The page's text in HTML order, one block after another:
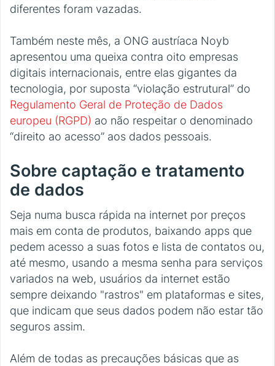
diferentes foram vazadas.
Também neste mês, a ONG austríaca Noyb
apresentou uma queixa contra oito empresas
digitais internacionais, entre elas gigantes da
tecnologia, por suposta “violação estrutural” do
Regulamento Geral de Proteção de Dados
europeu (RGPD) ao não respeitar o denominado
“direito ao acesso” aos dados pessoais.
Sobre captação e tratamento
de dados
Seja numa busca rápida na internet por preços
mais em conta de produtos, baixando apps que
pedem acesso a suas fotos e lista de contatos ou,
até mesmo, usando a mesma senha para serviços
variados na web, usuários da internet estão
sempre deixando "rastros" em plataformas e sites,
que indicam que seus dados podem não estar tão
seguros assim.
Além de todas as precauções básicas que as